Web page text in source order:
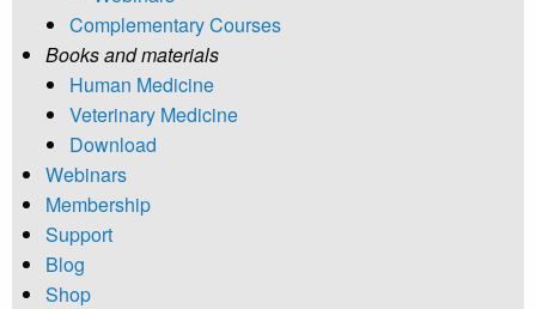
Complementary Courses
Books and materials
Human Medicine
Veterinary Medicine
Download
Webinars
Membership
Support
Blog
Shop